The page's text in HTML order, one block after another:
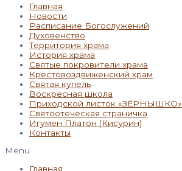
Главная
Новости
Расписание Богослужений
Духовенство
Территория храма
История храма
Святые покровители храма
Крестовоздвиженский храм
Святая купель
Воскресная школа
Приходской листок «ЗЁРНЫШКО»
Святоотеческая страничка
Игумен Платон (Кисурин)
Контакты
Menu
Главная